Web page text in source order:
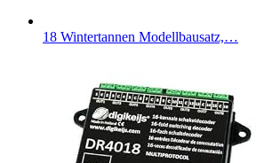
18 Wintertannen Modellbausatz,…